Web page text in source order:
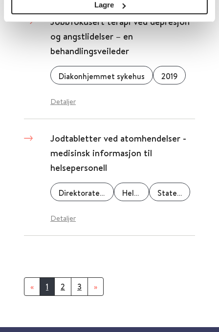
Lagre
Jobbfokusert terapi ved depresjon
og angstlidelser – en
behandlingsveileder
Diakonhjemmet sykehus 2019
Detaljer
Jodtabletter ved atomhendelser -
medisinsk informasjon til
helsepersonell
Direktoratet for strålevern og atomsikkerhet Helsedirektoratet Statens legemiddelverk
Detaljer
« 1 2 3 »